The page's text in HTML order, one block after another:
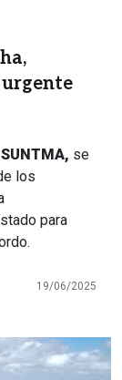
SUNTMA, se
los
para
19/06/2025